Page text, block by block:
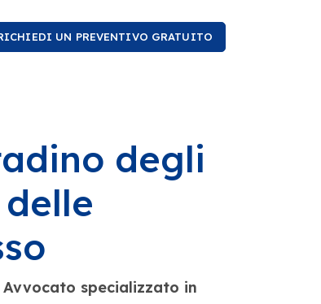
UN PREVENTIVO GRATUITO
degli
specializzato in